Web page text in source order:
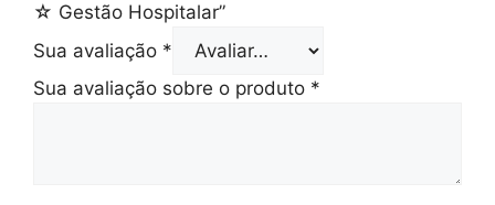
☆ Gestão Hospitalar”
Sua avaliação *
Sua avaliação sobre o produto *